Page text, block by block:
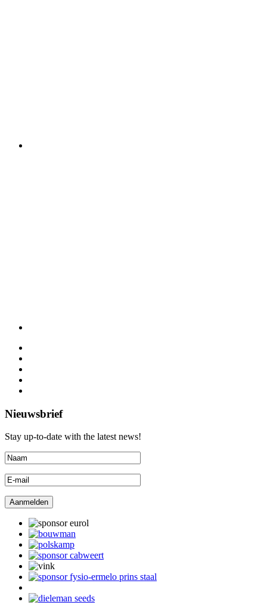
Nieuwsbrief
Stay up-to-date with the latest news!